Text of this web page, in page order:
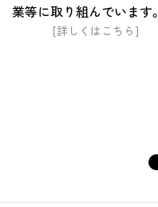
業等に取り組んでいます。
[詳しくはこちら]